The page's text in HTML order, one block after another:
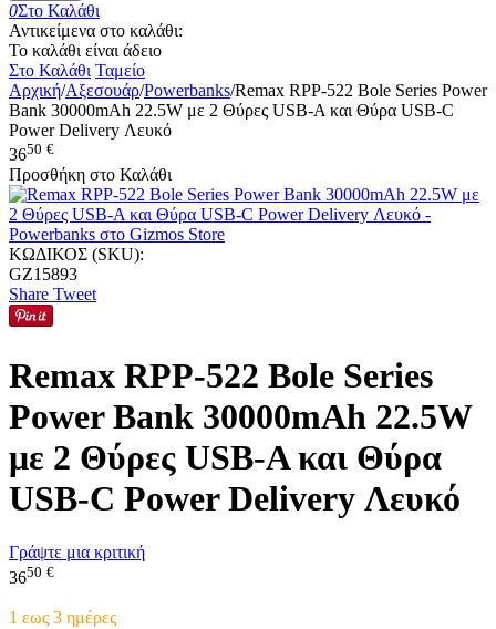
0Στο Καλάθι
Αντικείμενα στο καλάθι:
Το καλάθι είναι άδειο
Στο Καλάθι Ταμείο
Αρχική/Αξεσουάρ/Powerbanks/Remax RPP-522 Bole Series Power
Bank 30000mAh 22.5W με 2 Θύρες USB-A και Θύρα USB-C
Power Delivery Λευκό
3650 €
Προσθήκη στο Καλάθι
ΚΩΔΙΚΟΣ (SKU):
GZ15893
Share Tweet
Remax RPP-522 Bole Series
Power Bank 30000mAh 22.5W
με 2 Θύρες USB-A και Θύρα
USB-C Power Delivery Λευκό
Γράψτε μια κριτική
3650 €
1 εως 3 ημέρες